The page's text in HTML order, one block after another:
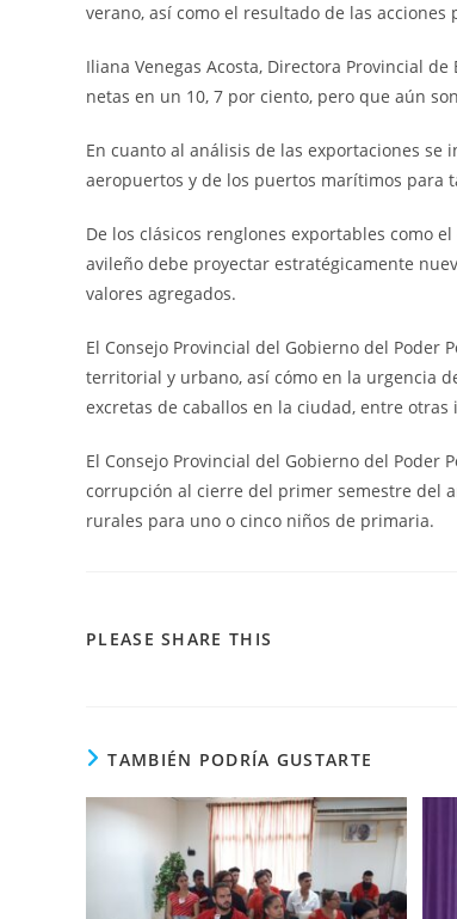
verano, así como el resultado de las
Iliana Venegas Acosta, Directora Provincial
netas en un 10, 7 por ciento, pero que aún
En cuanto al análisis de las exportaciones
aeropuertos y de los puertos marítimos para
De los clásicos renglones exportables como
avileño debe proyectar estratégicamente
valores agregados.
El Consejo Provincial del Gobierno del
territorial y urbano, así cómo en la urgencia
excretas de caballos en la ciudad, entre otras
El Consejo Provincial del Gobierno del Poder
corrupción al cierre del primer semestre del
rurales para uno o cinco niños de primaria.
PLEASE SHARE THIS
TAMBIÉN PODRÍA GUSTARTE